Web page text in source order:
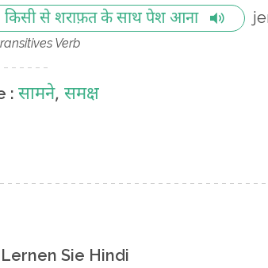
किसी से शराफ़त के साथ पेश आना
Verb
: सामने, समक्ष
Lernen Sie Hindi